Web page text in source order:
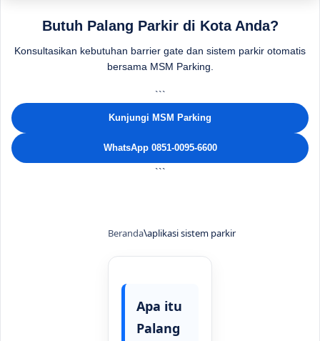
Butuh Palang Parkir di Kota Anda?
Konsultasikan kebutuhan barrier gate dan sistem parkir otomatis
bersama MSM Parking.
```
Kunjungi MSM Parking
WhatsApp 0851-0095-6600
```
Beranda aplikasi sistem parkir
Apa itu
Palang